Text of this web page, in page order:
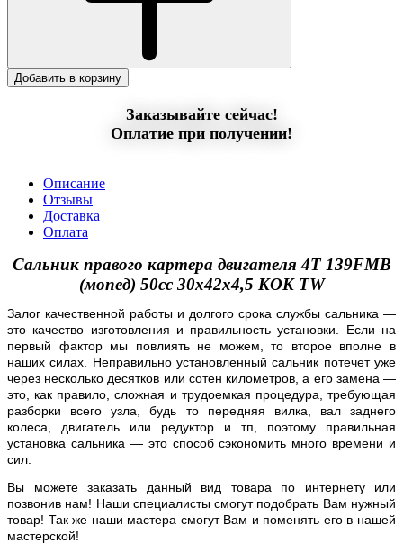
Добавить в корзину
Заказывайте сейчас!
Оплатие при получении!
Описание
Отзывы
Доставка
Оплата
Сальник правого картера двигателя 4T 139FMB
(мопед) 50сс 30x42x4,5 KOK TW
Залог качественной работы и долгого срока службы сальника —
это качество изготовления и правильность установки. Если на
первый фактор мы повлиять не можем, то второе вполне в
наших силах. Неправильно установленный сальник потечет уже
через несколько десятков или сотен километров, а его замена —
это, как правило, сложная и трудоемкая процедура, требующая
разборки всего узла, будь то передняя вилка, вал заднего
колеса, двигатель или редуктор и тп, поэтому правильная
установка сальника — это способ сэкономить много времени и
сил.
Вы можете заказать данный вид товара по интернету или
позвонив нам! Наши специалисты смогут подобрать Вам нужный
товар! Так же наши мастера смогут Вам и поменять его в нашей
мастерской!